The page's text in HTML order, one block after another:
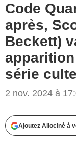
Code
après,
Beckett)
série
2 nov. 2024 à
Ajoutez Allociné à